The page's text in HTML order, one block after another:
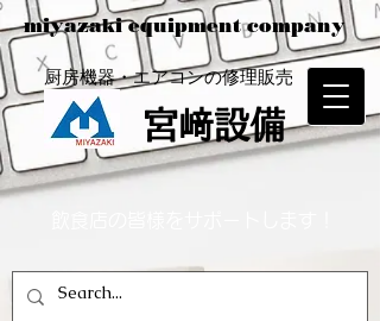
宮﨑設備
​厨房機器・エアコンの修理販売
miyazaki equipment company